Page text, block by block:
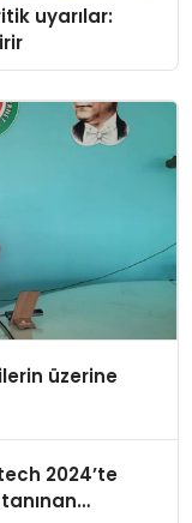
uyarılar:
üzerine
2024’te